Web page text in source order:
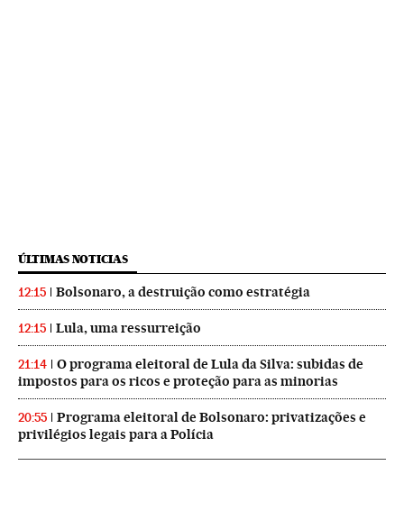
ÚLTIMAS NOTICIAS
12:15 Bolsonaro, a destruição como estratégia
12:15 Lula, uma ressurreição
21:14
O programa eleitoral de Lula da Silva: subidas de
impostos para os ricos e proteção para as minorias
20:55
Programa eleitoral de Bolsonaro: privatizações e
privilégios legais para a Polícia